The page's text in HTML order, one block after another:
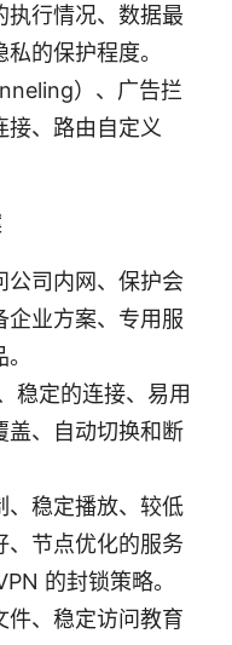
执行情况、数据最
的保护程度。
）、广告拦
接、路由自定义
公司内网、保护会
企业方案、专用服
稳定的连接、易用
盖、自动切换和断
、稳定播放、较低
、节点优化的服务
的封锁策略。
件、稳定访问教育